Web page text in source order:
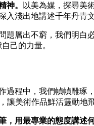
节目官网 直播
神。
以美為媒，探尋美
入淺出地講述千年丹青
層出不窮，我們明白必
己的力量。
程中，我們幀幀雕琢，
讓美術作品鮮活靈動地
，用最專業的態度講述